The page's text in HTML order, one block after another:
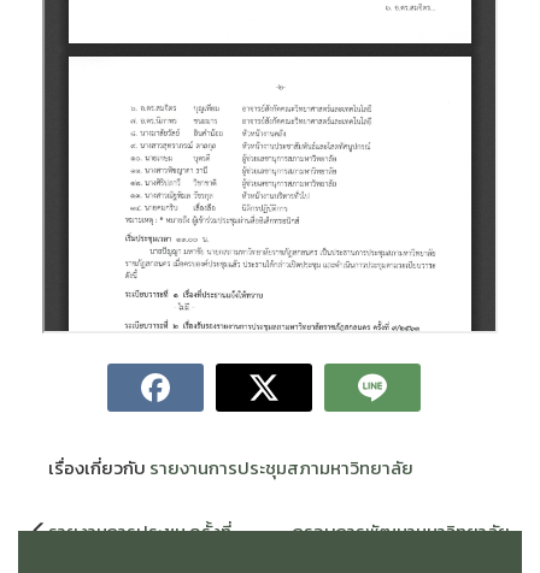
เรื่องเกี่ยวกับ รายงานการประชุมสภามหาวิทยาลัย
แนะแนว
รายงานการประชุม ครั้งที่
กรอบการพัฒนามหาวิทยาลัย